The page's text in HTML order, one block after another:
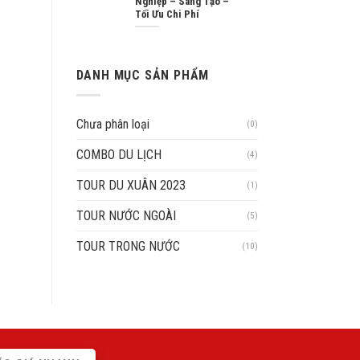
Tối Ưu Chi Phí
DANH MỤC SẢN PHẨM
Chưa phân loại (0)
COMBO DU LỊCH (4)
TOUR DU XUÂN 2023 (1)
TOUR NƯỚC NGOÀI (5)
TOUR TRONG NƯỚC (10)